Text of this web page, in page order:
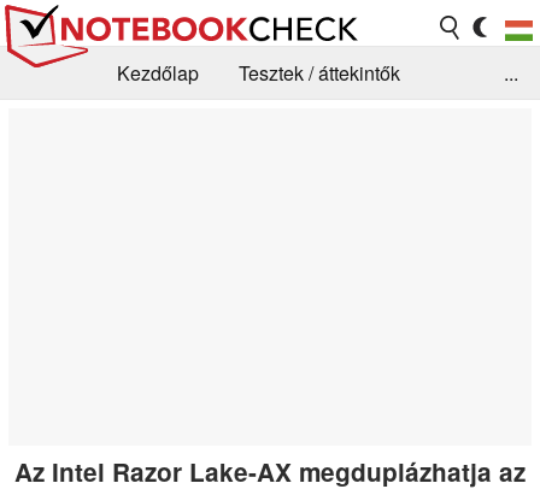
Kezdőlap
Tesztek / áttekintők
...
Az Intel Razor Lake-AX megduplázhatja az